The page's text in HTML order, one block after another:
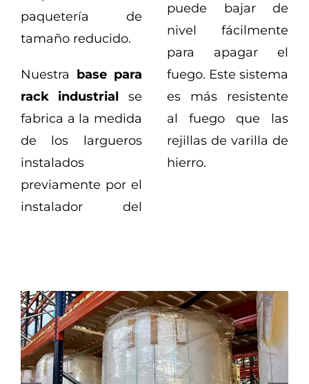
paquetería de
tamaño reducido.
Nuestra base para
rack industrial se
fabrica a la medida
de los largueros
instalados
previamente por el
instalador del
puede bajar de
nivel fácilmente
para apagar el
fuego. Este sistema
es más resistente
al fuego que las
rejillas de varilla de
hierro.